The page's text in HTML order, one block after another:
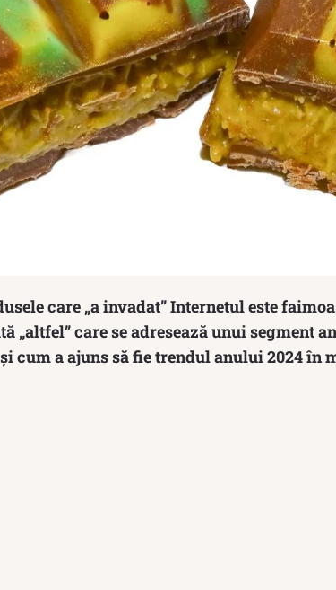
care „a invadat” Internetul este
„altfel” care se adresează unui segment
cum a ajuns să fie trendul anului 2024 în